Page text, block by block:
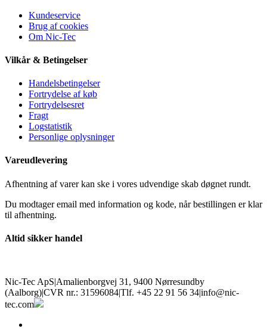
Kundeservice
Brug af cookies
Om Nic-Tec
Vilkår & Betingelser
Handelsbetingelser
Fortrydelse af køb
Fortrydelsesret
Fragt
Logstatistik
Personlige oplysninger
Vareudlevering
Afhentning af varer kan ske i vores udvendige skab døgnet rundt.
Du modtager email med information og kode, når bestillingen er klar
til afhentning.
Altid sikker handel
Nic-Tec ApS|Amalienborgvej 31, 9400 Nørresundby
(Aalborg)|CVR nr.: 31596084|Tlf. +45 22 91 56 34|info@nic-
tec.com